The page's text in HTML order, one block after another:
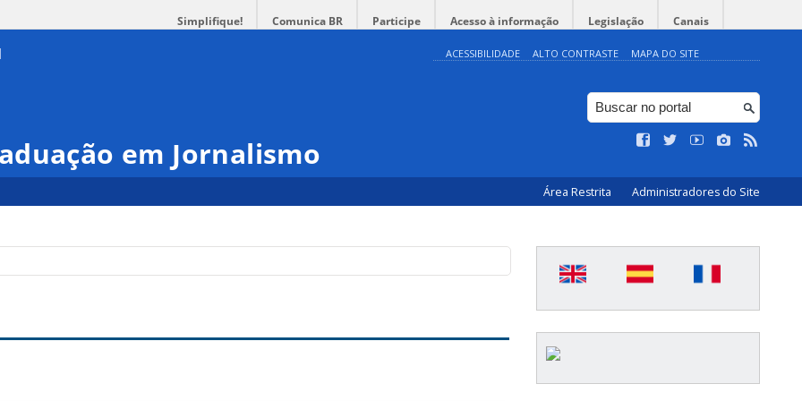
Simplifique! Comunica BR Participe Acesso à informação Legislação Canais
ACESSIBILIDADE ALTO CONTRASTE MAPA DO SITE
em Jornalismo
Área Restrita Administradores do Site